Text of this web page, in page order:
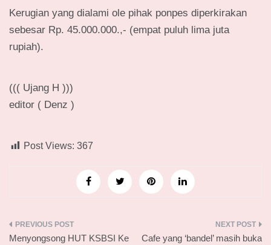
Kerugian yang dialami ole pihak ponpes diperkirakan
sebesar Rp. 45.000.000.,- (empat puluh lima juta
rupiah).
((( Ujang H )))
editor ( Denz )
Post Views: 367
Navigasi
Menyongsong HUT KSBSI Ke Cafe yang ‘bandel’ masih buka